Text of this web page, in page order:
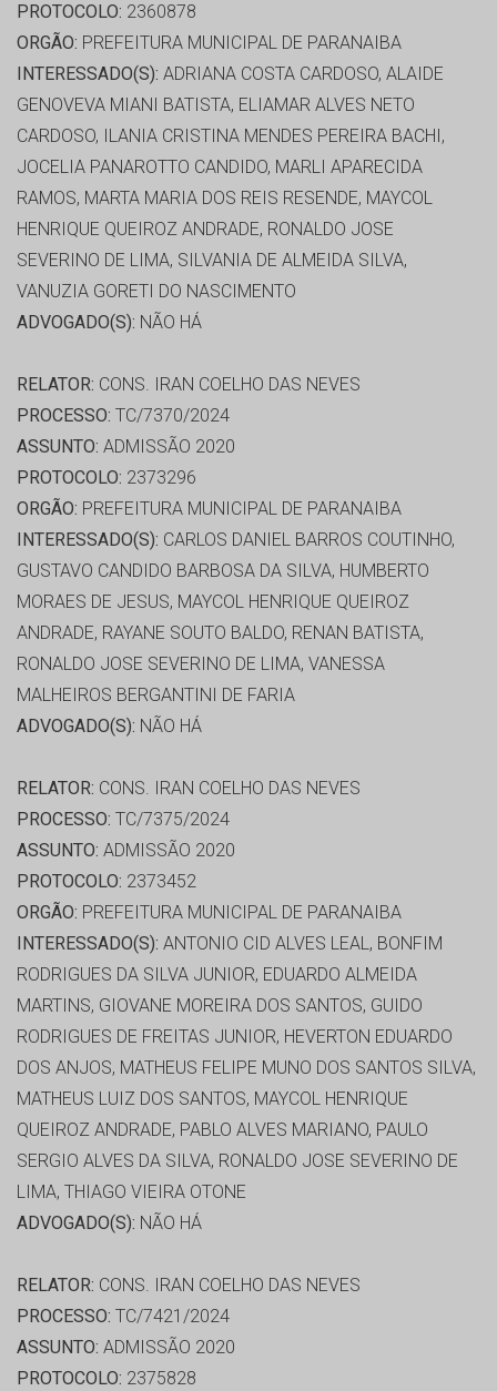
PROTOCOLO: 2360878
ORGÃO: PREFEITURA MUNICIPAL DE PARANAIBA
INTERESSADO(S): ADRIANA COSTA CARDOSO, ALAIDE
GENOVEVA MIANI BATISTA, ELIAMAR ALVES NETO
CARDOSO, ILANIA CRISTINA MENDES PEREIRA BACHI,
JOCELIA PANAROTTO CANDIDO, MARLI APARECIDA
RAMOS, MARTA MARIA DOS REIS RESENDE, MAYCOL
HENRIQUE QUEIROZ ANDRADE, RONALDO JOSE
SEVERINO DE LIMA, SILVANIA DE ALMEIDA SILVA,
VANUZIA GORETI DO NASCIMENTO
ADVOGADO(S): NÃO HÁ
RELATOR: CONS. IRAN COELHO DAS NEVES
PROCESSO: TC/7370/2024
ASSUNTO: ADMISSÃO 2020
PROTOCOLO: 2373296
ORGÃO: PREFEITURA MUNICIPAL DE PARANAIBA
INTERESSADO(S): CARLOS DANIEL BARROS COUTINHO,
GUSTAVO CANDIDO BARBOSA DA SILVA, HUMBERTO
MORAES DE JESUS, MAYCOL HENRIQUE QUEIROZ
ANDRADE, RAYANE SOUTO BALDO, RENAN BATISTA,
RONALDO JOSE SEVERINO DE LIMA, VANESSA
MALHEIROS BERGANTINI DE FARIA
ADVOGADO(S): NÃO HÁ
RELATOR: CONS. IRAN COELHO DAS NEVES
PROCESSO: TC/7375/2024
ASSUNTO: ADMISSÃO 2020
PROTOCOLO: 2373452
ORGÃO: PREFEITURA MUNICIPAL DE PARANAIBA
INTERESSADO(S): ANTONIO CID ALVES LEAL, BONFIM
RODRIGUES DA SILVA JUNIOR, EDUARDO ALMEIDA
MARTINS, GIOVANE MOREIRA DOS SANTOS, GUIDO
RODRIGUES DE FREITAS JUNIOR, HEVERTON EDUARDO
DOS ANJOS, MATHEUS FELIPE MUNO DOS SANTOS SILVA,
MATHEUS LUIZ DOS SANTOS, MAYCOL HENRIQUE
QUEIROZ ANDRADE, PABLO ALVES MARIANO, PAULO
SERGIO ALVES DA SILVA, RONALDO JOSE SEVERINO DE
LIMA, THIAGO VIEIRA OTONE
ADVOGADO(S): NÃO HÁ
RELATOR: CONS. IRAN COELHO DAS NEVES
PROCESSO: TC/7421/2024
ASSUNTO: ADMISSÃO 2020
PROTOCOLO: 2375828